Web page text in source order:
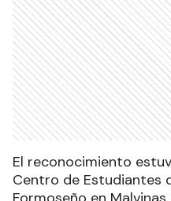
El reconocimiento
Centro de Estudiantes